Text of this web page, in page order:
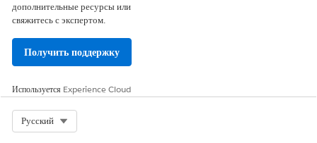
дополнительные ресурсы или
свяжитесь с экспертом.
Получить поддержку
Используется Experience Cloud
Русский